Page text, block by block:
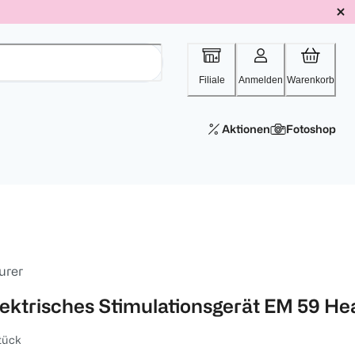
Filiale Anmelden Warenkorb
Aktionen Fotoshop
Stimulationsgerät EM 59